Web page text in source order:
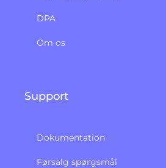
DPA
Om os
Support
Dokumentation
Førsalg spørgsmål